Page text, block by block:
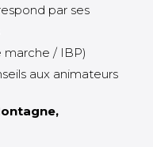
par ses
marche / IBP)
aux animateurs